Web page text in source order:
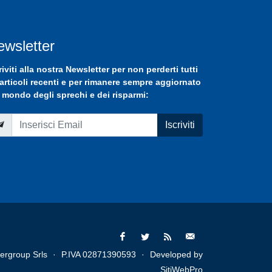
alla nostra Newsletterper non perderti tutti
recenti e per rimanere sempre aggiornato
degli sprechi e dei risparmi:
Iscriviti
Srls · P.IVA 02871390593 ·
Developed by
SitiWebPro